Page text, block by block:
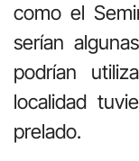
como el
serían
podrían
localidad
prelado.